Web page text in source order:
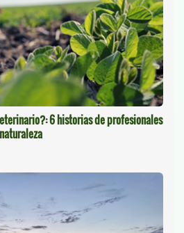
6 historias de profesionales